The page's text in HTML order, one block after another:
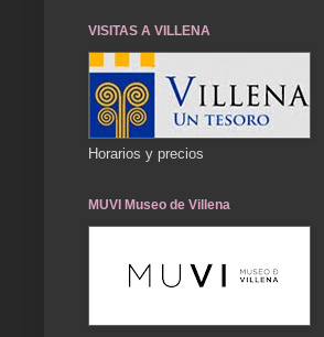
VISITAS A VILLENA
Horarios y precios
MUVI Museo de Villena